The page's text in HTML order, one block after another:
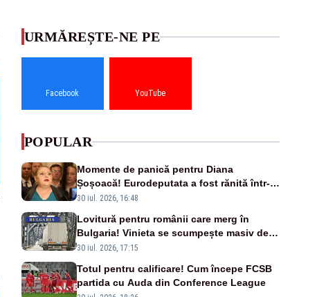
URMĂREȘTE-NE PE
Facebook YouTube
POPULAR
Momente de panică pentru Diana
Șoșoacă! Eurodeputata a fost rănită într-
un accident rutier
30 iul. 2026, 16:48
Lovitură pentru românii care merg în
Bulgaria! Vinieta se scumpește masiv de la
1 august
30 iul. 2026, 17:15
Totul pentru calificare! Cum începe FCSB
partida cu Auda din Conference League